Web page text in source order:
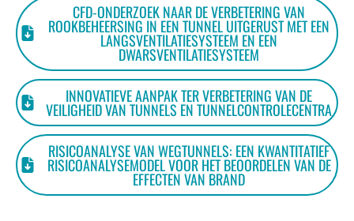
CFD-ONDERZOEK NAAR DE VERBETERING VAN
ROOKBEHEERSING IN EEN TUNNEL UITGERUST MET EEN
LANGSVENTILATIESYSTEEM EN EEN
DWARSVENTILATIESYSTEEM
INNOVATIEVE AANPAK TER VERBETERING VAN DE
VEILIGHEID VAN TUNNELS EN TUNNELCONTROLECENTRA
RISICOANALYSE VAN WEGTUNNELS: EEN KWANTITATIEF
RISICOANALYSEMODEL VOOR HET BEOORDELEN VAN DE
EFFECTEN VAN BRAND